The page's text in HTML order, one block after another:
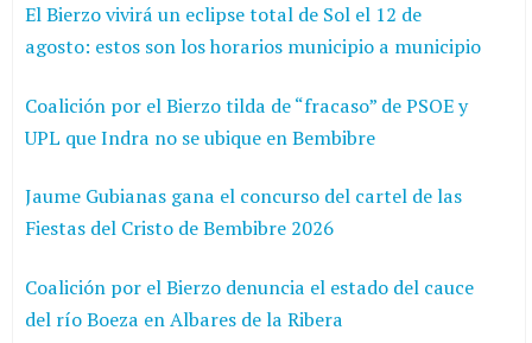
El Bierzo vivirá un eclipse total de Sol el 12 de
agosto: estos son los horarios municipio a municipio
Coalición por el Bierzo tilda de “fracaso” de PSOE y
UPL que Indra no se ubique en Bembibre
Jaume Gubianas gana el concurso del cartel de las
Fiestas del Cristo de Bembibre 2026
Coalición por el Bierzo denuncia el estado del cauce
del río Boeza en Albares de la Ribera